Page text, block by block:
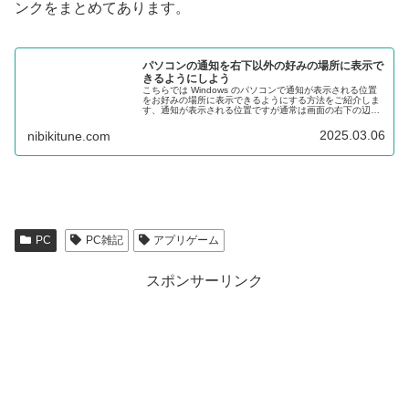
ンクをまとめてあります。
パソコンの通知を右下以外の好みの場所に表示で
きるようにしよう
こちらでは Windows のパソコンで通知が表示される位置
をお好みの場所に表示できるようにする方法をご紹介しま
す、通知が表示される位置ですが通常は画面の右下の辺り
nibikitune.com 2025.03.06
PC PC雑記 アプリゲーム
スポンサーリンク